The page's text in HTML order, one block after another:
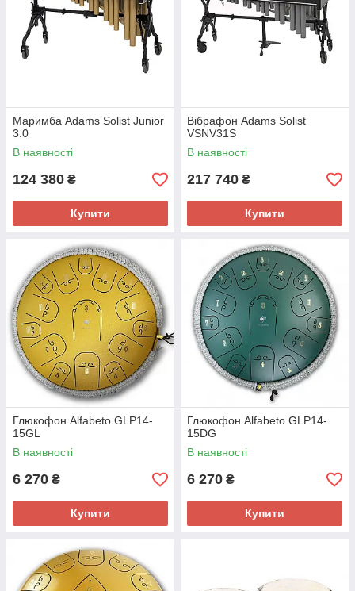
Маримба Adams Solist Junior
3.0
В наявності
124 380 ₴
Купити
Вібрафон Adams Solist
VSNV31S
В наявності
217 740 ₴
Купити
Глюкофон Alfabeto GLP14-
15GL
В наявності
6 270 ₴
Купити
Глюкофон Alfabeto GLP14-
15DG
В наявності
6 270 ₴
Купити